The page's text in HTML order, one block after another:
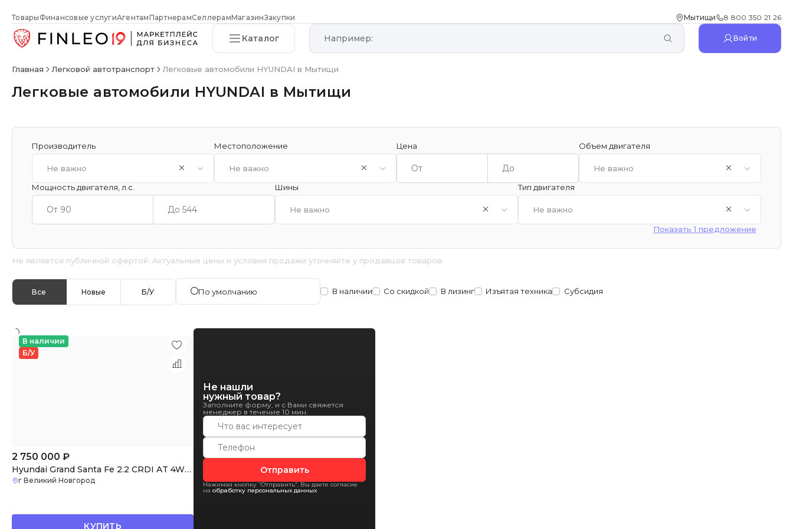
Товары Финансовые услугиАгентамПартнерамСеллерамМагазинЗакупки Мытищи 8 800 350 21 26
Каталог Войти
Главная Легковой автотранспорт Легковые автомобили HYUNDAI в Мытищи
Легковые автомобили HYUNDAI в Мытищи
Производитель
Не важно
Местоположение
Не важно
Цена Объем двигателя
Не важно
Мощность двигателя, л.с.
Шины
Не важно
Тип двигателя
Не важно
Показать 1 предложение
Не является публичной офертой. Актуальные цены и условия продажи уточняйте у продавцов товаров.
Все Новые Б/У По умолчанию В наличии Со скидкой В лизинг Изъятая техника Субсидия
В наличии
Б/У
2 750 000 ₽
Hyundai Grand Santa Fe 2.2 CRDI AT 4WD Premium 7 seats
г Великий Новгород
КУПИТЬ
Не нашли
нужный товар?
Заполните форму, и с Вами свяжется
менеджер в течение 10 мин.
Отправить
Нажимая кнопку “Отправить”, Вы даете согласие
на обработку персональных данных